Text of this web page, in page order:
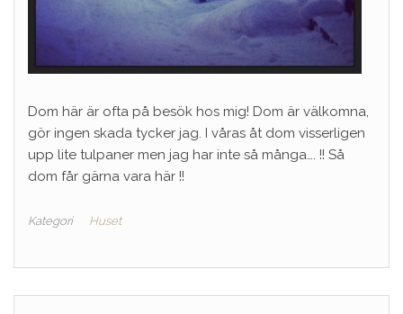
Dom här är ofta på besök hos mig! Dom är välkomna,
gör ingen skada tycker jag. I våras åt dom visserligen
upp lite tulpaner men jag har inte så många…. !! Så
dom får gärna vara här !!
Kategori Huset